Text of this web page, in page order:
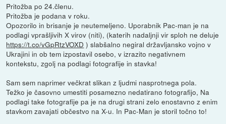
Pritožba po 24.členu.
Pritožba je podana v roku.
Opozorilo in brisanje je neutemeljeno. Uporabnik Pac-man je na
podlagi vprašljivih X virov (niti), (katerih nadaljnji vir sploh ne deluje
https://t.co/vGpRtzVOXD ) slabšalno negiral državljansko vojno v
Ukrajini in ob tem izpostavil osebo, v izrazito negativnem
kontekstu, zgolj na podlagi fotografije in stavka!
Sam sem naprimer večkrat slikan z ljudmi nasprotnega pola.
Težko je časovno umestiti posamezno nedatirano fotografijo, Na
podlagi take fotografije pa je na drugi strani zelo enostavno z enim
stavkom zavajati občestvo na X-u. In Pac-Man je storil točno to!